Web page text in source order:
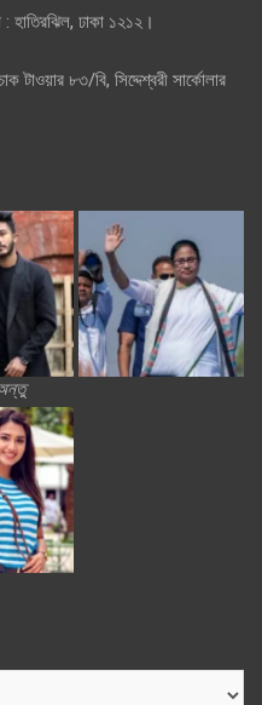
হাতিরঝিল, ঢাকা ১২১২।
৮৩/বি, সিদ্দেশ্বরী সার্কোলার